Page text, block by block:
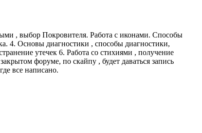
, выбор Покровителя. Работа с иконами. Способы
4. Основы диагностики , способы диагностики,
утечек 6. Работа со стихиями , получение
форуме, по скайпу , будет даваться запись
все написано.